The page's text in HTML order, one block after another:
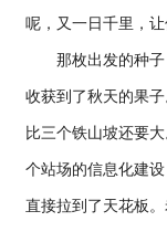
呢，又一日千里，让
那枚出发的种
收获到了秋天的果
比三个铁山坡还要
个站场的信息化建
直接拉到了天花板